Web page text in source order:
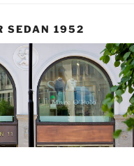
SEDAN 1952